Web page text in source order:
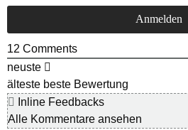
12 Comments
neuste
älteste beste Bewertung
Inline Feedbacks
Alle Kommentare ansehen